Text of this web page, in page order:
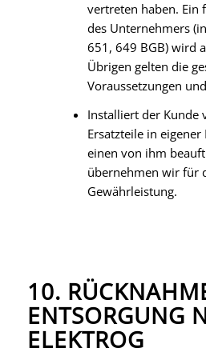
vertreten haben. Ein
des Unternehmers
651, 649 BGB) wird
Übrigen gelten die
Voraussetzungen
Installiert der Kunde
Ersatzteile in
einen von ihm
übernehmen wir für
Gewährleistung.
10.
ENTSORGUNG
ELEKTROG